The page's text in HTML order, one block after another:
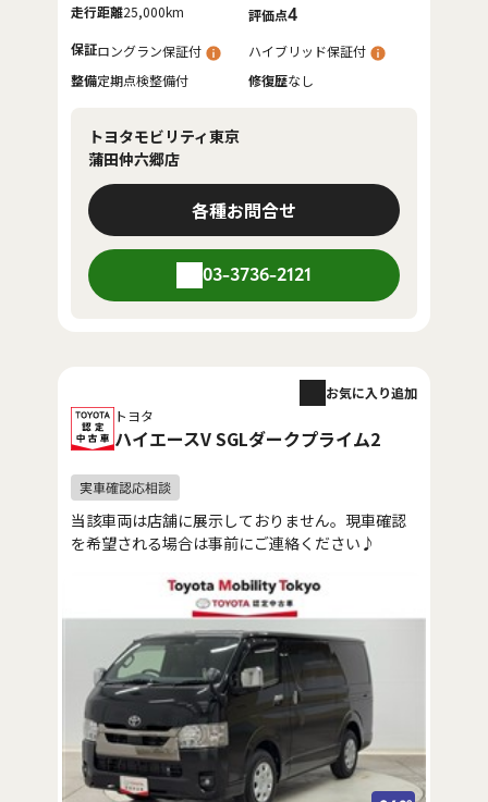
走行距離25,000km 評価点4
保証ロングラン保証付
ハイブリッド保証付
整備定期点検整備付 修復歴なし
トヨタモビリティ東京
蒲田仲六郷店
各種お問合せ
03-3736-2121
トヨタ
ハイエースV SGLダークプライム2
お気に入り追加
当該車両は店舗に展示しておりません。現車確認
を希望される場合は事前にご連絡ください♪